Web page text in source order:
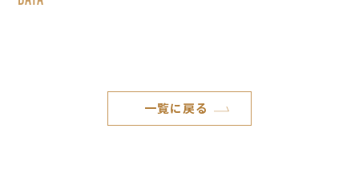
一覧に戻る